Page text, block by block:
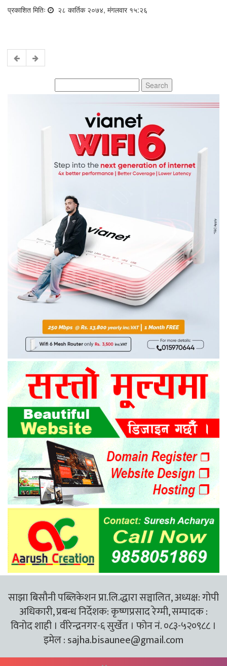
प्रकाशित मितिः २८ कार्तिक २०७४, मंगलवार १५:२६
for:
साझा बिसौनी पब्लिकेशन प्रा.लि.द्धारा सञ्चालित, अध्यक्ष: गोपी
अधिकारी, प्रबन्ध निर्देशक: कृष्णप्रसाद रेग्मी, सम्पादक :
विनोद शाही । वीरेन्द्रनगर-६ सुर्खेत । फोन नं. ०८३-५२०९८८ ।
इमेल :sajha.bisaunee@gmail.com